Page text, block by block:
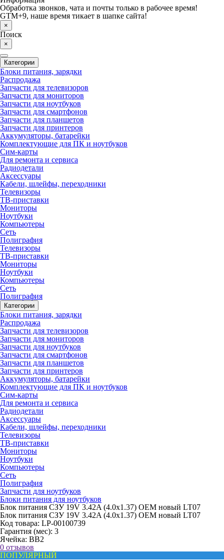
Обработка звонков, чата и почты только в рабочее время!
GTM+9, наше время тикает в шапке сайта!
×
Поиск
×
Категории
Блоки питания, зарядки
Распродажа
Запчасти для телевизоров
Запчасти для мониторов
Запчасти для ноутбуков
Запчасти для смартфонов
Запчасти для планшетов
Запчасти для принтеров
Аккумуляторы, батарейки
Комплектующие для ПК и ноутбуков
Сим-карты
Для ремонта и сервиса
Радиодетали
Аксессуары
Кабели, шлейфы, переходники
Телевизоры
ТВ-приставки
Мониторы
Ноутбуки
Компьютеры
Сеть
Полиграфия
Телевизоры
ТВ-приставки
Мониторы
Ноутбуки
Компьютеры
Сеть
Полиграфия
Категории
Блоки питания, зарядки
Распродажа
Запчасти для телевизоров
Запчасти для мониторов
Запчасти для ноутбуков
Запчасти для смартфонов
Запчасти для планшетов
Запчасти для принтеров
Аккумуляторы, батарейки
Комплектующие для ПК и ноутбуков
Сим-карты
Для ремонта и сервиса
Радиодетали
Аксессуары
Кабели, шлейфы, переходники
Телевизоры
ТВ-приставки
Мониторы
Ноутбуки
Компьютеры
Сеть
Полиграфия
Запчасти для ноутбуков
Блоки питания для ноутбуков
Блок питания СЗУ 19V 3.42A (4.0x1.37) OEM новый LT07
Блок питания СЗУ 19V 3.42A (4.0x1.37) OEM новый LT07
Код товара: LP-00100739
Гарантия (мес): 3
Ячейка: BB2
0 отзывов
ПОПУЛЯРНЫЙ